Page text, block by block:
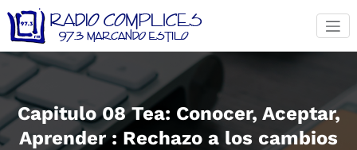
contenido
Capitulo 08 Tea: Conocer, Aceptar,
Aprender : Rechazo a los cambios